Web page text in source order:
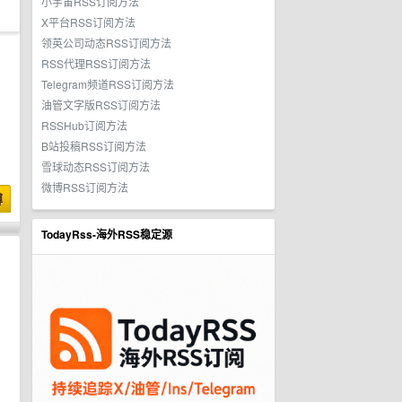
X平台RSS订阅方法
领英公司动态RSS订阅方法
RSS代理RSS订阅方法
Telegram频道RSS订阅方法
油管文字版RSS订阅方法
RSSHub订阅方法
B站投稿RSS订阅方法
雪球动态RSS订阅方法
微博RSS订阅方法
TodayRss-海外RSS稳定源